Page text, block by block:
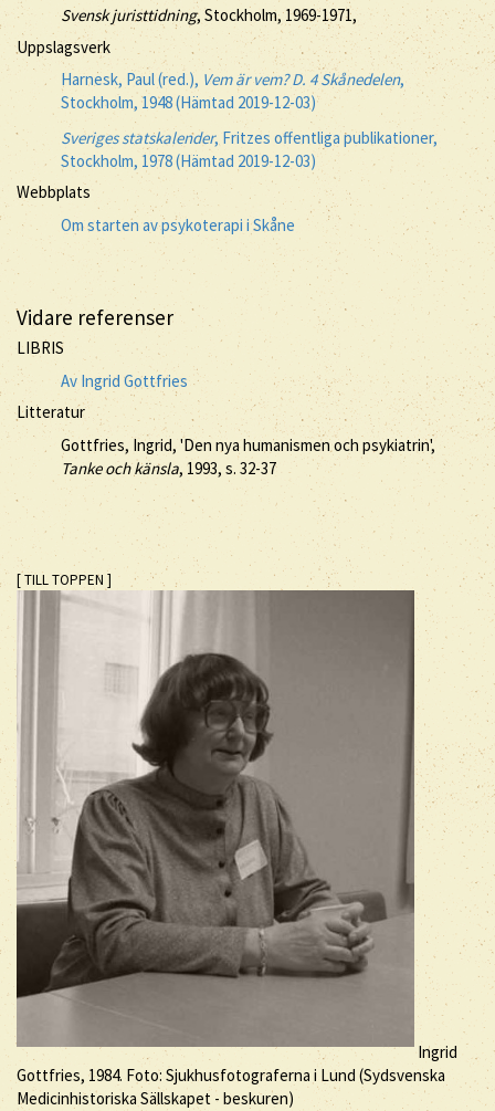
Svensk juristtidning, Stockholm, 1969-1971,
Uppslagsverk
Harnesk, Paul (red.), Vem är vem? D. 4 Skånedelen,
Stockholm, 1948 (Hämtad 2019-12-03)
Sveriges statskalender, Fritzes offentliga publikationer,
Stockholm, 1978 (Hämtad 2019-12-03)
Webbplats
Om starten av psykoterapi i Skåne
Vidare referenser
LIBRIS
Av Ingrid Gottfries
Litteratur
Gottfries, Ingrid, 'Den nya humanismen och psykiatrin',
Tanke och känsla, 1993, s. 32-37
[ TILL TOPPEN ]
Ingrid
Gottfries, 1984. Foto: Sjukhusfotograferna i Lund (Sydsvenska
Medicinhistoriska Sällskapet - beskuren)